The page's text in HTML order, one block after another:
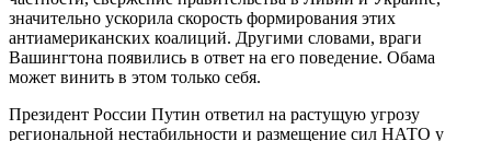
значительно ускорила скорость формирования этих
антиамериканских коалиций. Другими словами, враги
Вашингтона появились в ответ на его поведение. Обама
может винить в этом только себя.
Президент России Путин ответил на растущую угрозу
региональной нестабильности и размещение сил НАТО у